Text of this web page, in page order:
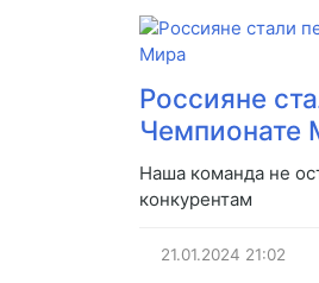
Россияне
Чемпионате
Наша команда не
конкурентам
21.01.2024 21:02